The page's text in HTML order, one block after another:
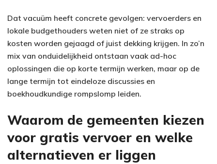
Dat vacuüm heeft concrete gevolgen: vervoerders en
lokale budgethouders weten niet of ze straks op
kosten worden gejaagd of juist dekking krijgen. In zo’n
mix van onduidelijkheid ontstaan vaak ad-hoc
oplossingen die op korte termijn werken, maar op de
lange termijn tot eindeloze discussies en
boekhoudkundige rompslomp leiden.
Waarom de gemeenten kiezen
voor gratis vervoer en welke
alternatieven er liggen